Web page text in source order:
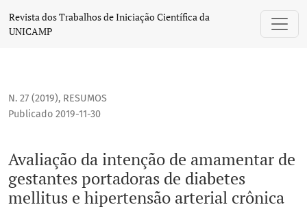
Avaliação da intenção de amamentar de gestantes
Revista dos Trabalhos de Iniciação Científica da
UNICAMP
N. 27 (2019), RESUMOS
Avaliação da intenção de amamentar de
gestantes portadoras de diabetes
mellitus e hipertensão arterial crônica
Publicado 2019-11-30